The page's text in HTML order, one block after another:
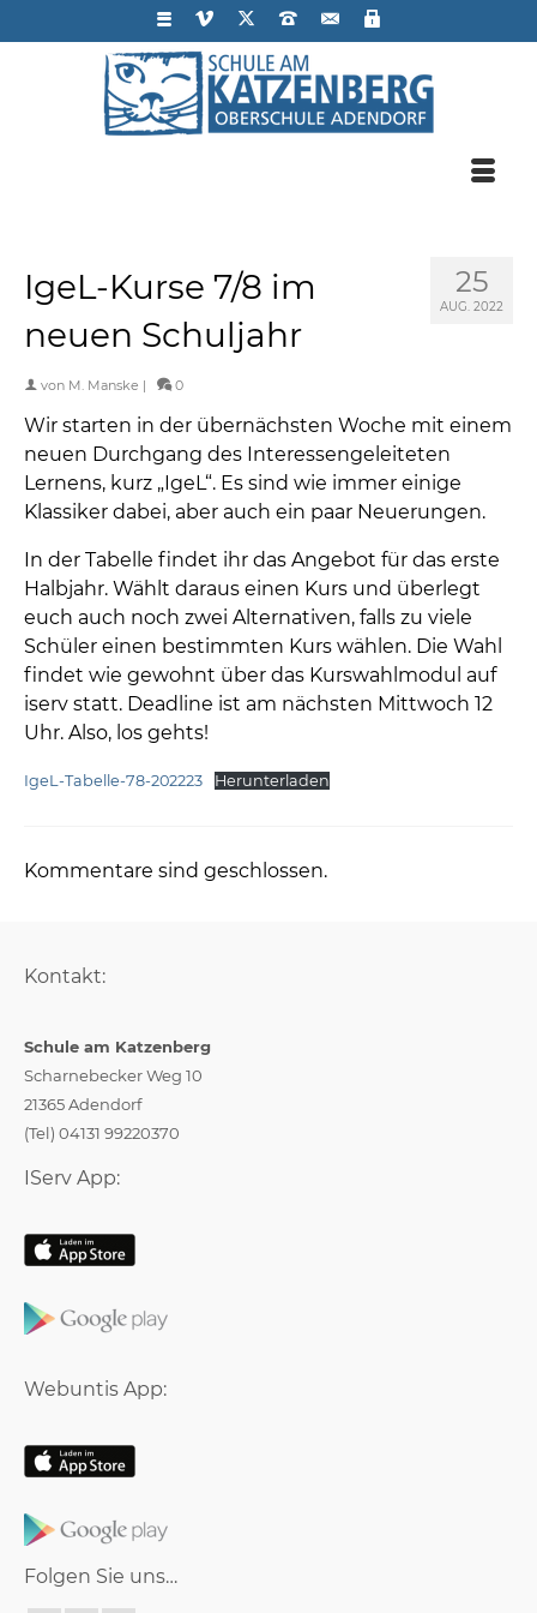
25
AUG. 2022
IgeL-Kurse 7/8 im
neuen Schuljahr
von M. Manske | 0
Wir starten in der übernächsten Woche mit einem
neuen Durchgang des Interessengeleiteten
Lernens, kurz „IgeL“. Es sind wie immer einige
Klassiker dabei, aber auch ein paar Neuerungen.
In der Tabelle findet ihr das Angebot für das erste
Halbjahr. Wählt daraus einen Kurs und überlegt
euch auch noch zwei Alternativen, falls zu viele
Schüler einen bestimmten Kurs wählen. Die Wahl
findet wie gewohnt über das Kurswahlmodul auf
iserv statt. Deadline ist am nächsten Mittwoch 12
Uhr. Also, los gehts!
IgeL-Tabelle-78-202223 Herunterladen
Kommentare sind geschlossen.
Kontakt:
Schule am Katzenberg
Scharnebecker Weg 10
21365 Adendorf
(Tel) 04131 99220370
IServ App:
Webuntis App:
Folgen Sie uns…